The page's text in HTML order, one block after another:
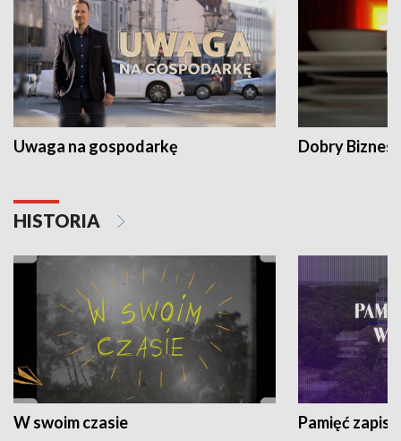
Uwaga na gospodarkę Dobry Biznes
HISTORIA
W swoim czasie Pamięć